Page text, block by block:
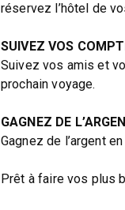
réservez l’hôtel de
SUIVEZ VOS
Suivez vos amis et
prochain voyage.
GAGNEZ DE
Gagnez de l’argent
Prêt à faire vos plus